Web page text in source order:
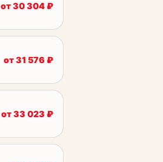
от30 304₽
от31 576 ₽
от33 023 ₽